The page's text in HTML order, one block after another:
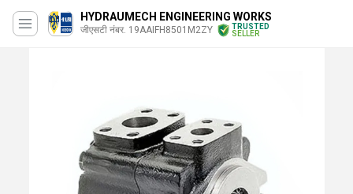
HYDRAUMECH ENGINEERING WORKS
जीएसटी नंबर. 19AAIFH8501M2ZY
TRUSTED
SELLER